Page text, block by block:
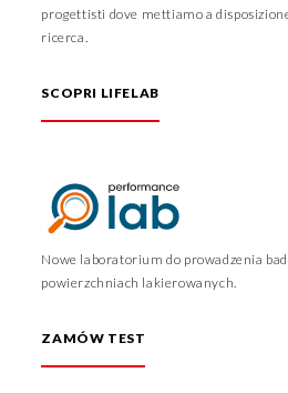
progettisti dove mettiamo a
ricerca.
SCOPRI LIFELAB
Nowe laboratorium do prowadzenia
powierzchniach lakierowanych.
ZAMÓW TEST